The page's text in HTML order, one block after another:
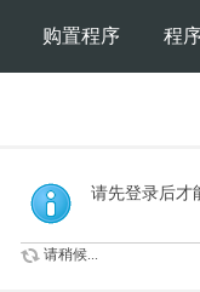
购置程序 程
请先登录后才
请稍候...